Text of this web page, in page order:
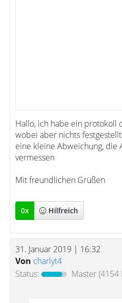
Hallo, ich habe ein protokoll
wobei aber nichts
eine kleine Abweichung, die
vermessen
Mit freundlichen Grüßen
0x Hilfreich
31. Januar 2019 | 16:32
Von charlyt4
Status:
Master(4154